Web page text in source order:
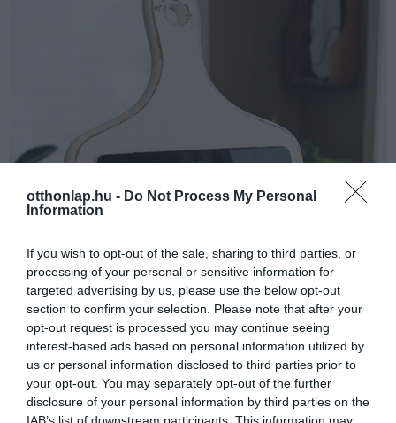
otthonlap.hu - Do Not Process My Personal
Information
If you wish to opt-out of the sale, sharing to third parties, or
processing of your personal or sensitive information for
targeted advertising by us, please use the below opt-out
section to confirm your selection. Please note that after your
opt-out request is processed you may continue seeing
interest-based ads based on personal information utilized by
us or personal information disclosed to third parties prior to
your opt-out. You may separately opt-out of the further
disclosure of your personal information by third parties on the